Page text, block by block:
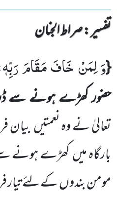
تفسیر : ‎صراط الجنان
{وَ لِمَنْ خَافَ مَقَامَ رَبِّهٖ
حضور کھڑے ہونے
تعالیٰ نے وہنعمتیںبیان
بارگاہ میںکھڑے ہونے
مومن بندوںکے لئے تیار